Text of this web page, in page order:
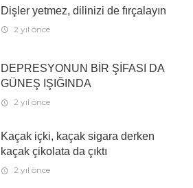
Dişler yetmez, dilinizi de fırçalayın
2 yıl önce
DEPRESYONUN BİR ŞİFASI DA
GÜNEŞ IŞIĞINDA
2 yıl önce
Kaçak içki, kaçak sigara derken
kaçak çikolata da çıktı
2 yıl önce